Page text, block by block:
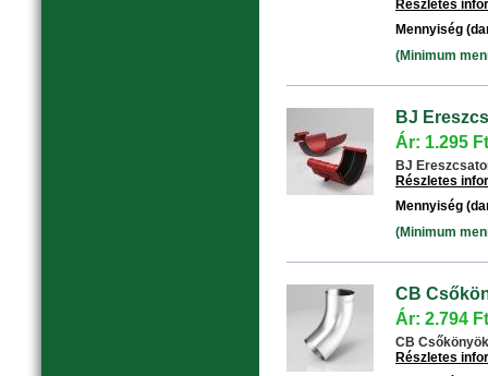
Részletes
Mennyiség
(Minimum
BJ
Ár: 1.295
BJ
Részletes
Mennyiség
(Minimum
CB
Ár: 2.794
CB
Részletes